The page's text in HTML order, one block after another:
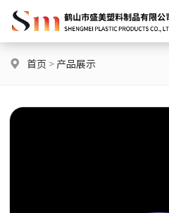
首页 > 产品展示